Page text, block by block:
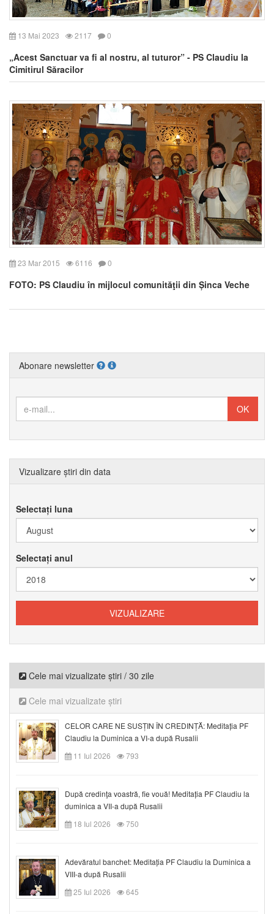
13 Mai 2023 2117 0
„Acest Sanctuar va fi al nostru, al tuturor” - PS Claudiu la
Cimitirul Săracilor
23 Mar 2015 6116 0
FOTO: PS Claudiu în mijlocul comunităţii din Șinca Veche
Abonare newsletter
Vizualizare știri din data
Selectați luna
Selectați anul
Cele mai vizualizate știri / 30 zile
Cele mai vizualizate știri
CELOR CARE NE SUSȚIN ÎN CREDINȚĂ: Meditația PF
Claudiu la Duminica a VI-a după Rusalii
11 Iul 2026
793
După credinţa voastră, fie vouă! Meditația PF Claudiu la
duminica a VII-a după Rusalii
18 Iul 2026
750
Adevăratul banchet: Meditația PF Claudiu la Duminica a
VIII-a după Rusalii
25 Iul 2026
645